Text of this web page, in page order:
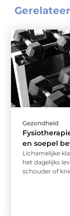
Gezondheid
en soepel
Lichamelijke
het dagelijks
schouder of